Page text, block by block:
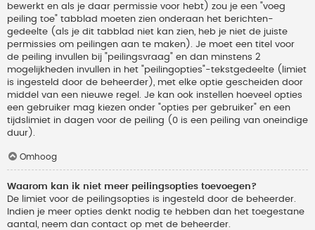
bewerkt en als je daar permissie voor hebt) zou je een "voeg
peiling toe" tabblad moeten zien onderaan het berichten-
gedeelte (als je dit tabblad niet kan zien, heb je niet de juiste
permissies om peilingen aan te maken). Je moet een titel voor
de peiling invullen bij "peilingsvraag" en dan minstens 2
mogelijkheden invullen in het "peilingopties"-tekstgedeelte (limiet
is ingesteld door de beheerder), met elke optie gescheiden door
middel van een nieuwe regel. Je kan ook instellen hoeveel opties
een gebruiker mag kiezen onder "opties per gebruiker" en een
tijdslimiet in dagen voor de peiling (0 is een peiling van oneindige
duur).
Omhoog
Waarom kan ik niet meer peilingsopties toevoegen?
De limiet voor de peilingsopties is ingesteld door de beheerder.
Indien je meer opties denkt nodig te hebben dan het toegestane
aantal, neem dan contact op met de beheerder.